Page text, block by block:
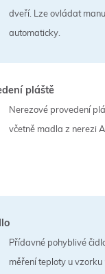
dveří. Lze ovládat
automaticky.
pláště
Nerezové provedení
včetně madla z nerezi
Přídavné pohyblivé
měření teploty u vzorku